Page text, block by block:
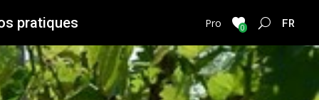
pratiques Pro 0